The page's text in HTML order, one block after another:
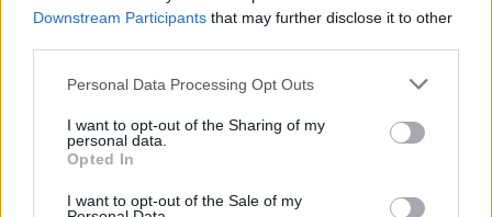
Downstream Participants that may further disclose it to other
Please note that this website/app uses one or more Google
not limited to your visit or usage behaviour. You may click to
grant or deny consent to Google and its third-party tags to
use your data for below specified purposes in below Google
consent section.
Personal Data Processing Opt Outs
I want to opt-out of the Sharing of my
personal data.
Opted In
I want to opt-out of the Sale of my